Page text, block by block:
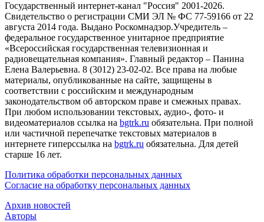
Государственный интернет-канал "Россия" 2001-2026.
Cвидетельство о регистрации СМИ ЭЛ № ФС 77-59166 от 22
августа 2014 года. Выдано Роскомнадзор.Учредитель –
федеральное государственное унитарное предприятие
«Всероссийская государственная телевизионная и
радиовещательная компания». Главный редактор – Панина
Елена Валерьевна. 8 (3012) 23-02-02. Все права на любые
материалы, опубликованные на сайте, защищены в
соответствии с российским и международным
законодательством об авторском праве и смежных правах.
При любом использовании текстовых, аудио-, фото- и
видеоматериалов ссылка на bgtrk.ru обязательна. При полной
или частичной перепечатке текстовых материалов в
интернете гиперссылка на bgtrk.ru обязательна. Для детей
старше 16 лет.
Политика обработки персональных данных
Согласие на обработку персональных данных
Архив новостей
Авторы